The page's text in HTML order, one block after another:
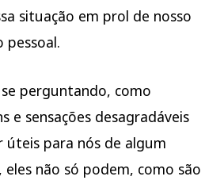
situação em prol de nosso
pessoal.
perguntando, como
e sensações desagradáveis
úteis para nós de algum
eles não só podem, como são